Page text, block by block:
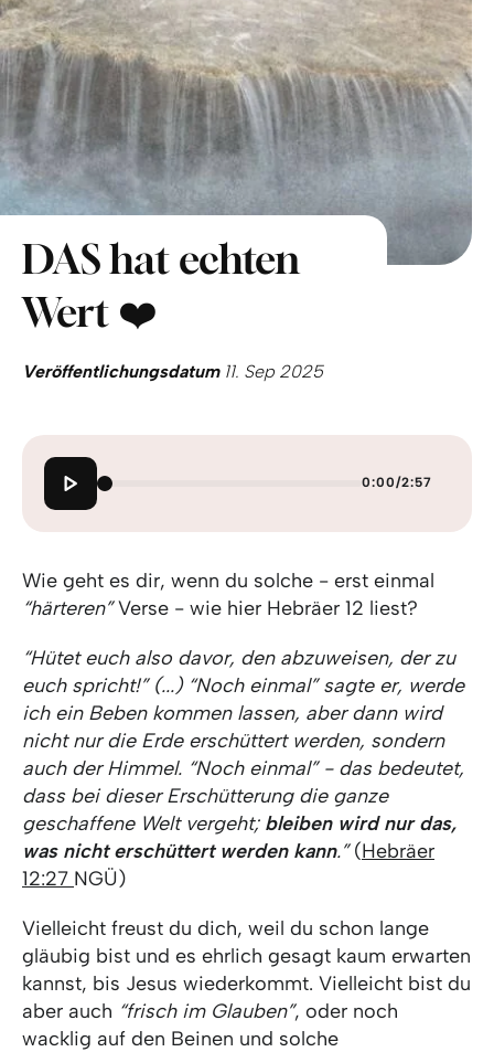
DAS hat echten
Wert ❤️
Veröffentlichungsdatum11. Sep 2025
0:00/2:57
Wie geht es dir, wenn du solche - erst einmal
“härteren”Verse - wie hier Hebräer 12 liest?
“Hütet euch also davor, den abzuweisen, der zu
euch spricht!” (...) “Noch einmal” sagte er, werde
ich ein Beben kommen lassen, aber dann wird
nicht nur die Erde erschüttert werden, sondern
auch der Himmel. “Noch einmal” - das bedeutet,
dass bei dieser Erschütterung die ganze
geschaffene Welt vergeht; bleiben wird nur das,
was nicht erschüttert werden kann.”(Hebräer
12:27 NGÜ)
Vielleicht freust du dich, weil du schon lange
gläubig bist und es ehrlich gesagt kaum erwarten
kannst, bis Jesus wiederkommt. Vielleicht bist du
aber auch “frisch im Glauben”, oder noch
wacklig auf den Beinen und solche